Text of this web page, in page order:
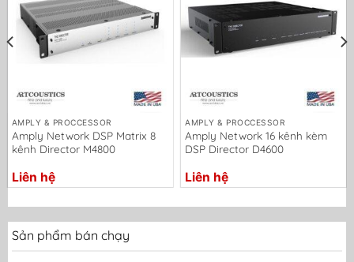
AMPLY & PROCCESSOR
Amply Network DSP Matrix 8
kênh Director M4800
Liên hệ
AMPLY & PROCCESSOR
Amply Network 16 kênh kèm
DSP Director D4600
Liên hệ
Sản phẩm bán chạy